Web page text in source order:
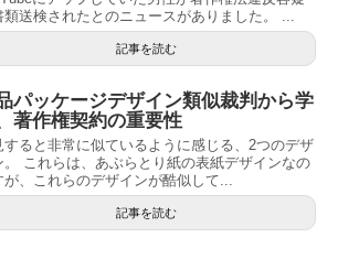
類送検されたとのニュースがありました。 ...
記事を読む
パッケージデザイン類似裁判から学
著作権契約の重要性
すると非常に似ているように感じる、2つのデザ
。 これらは、あぶらとり紙の表紙デザインなの
が、これらのデザインが酷似して...
記事を読む